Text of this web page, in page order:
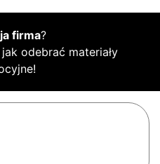
firma?
odebrać materiały